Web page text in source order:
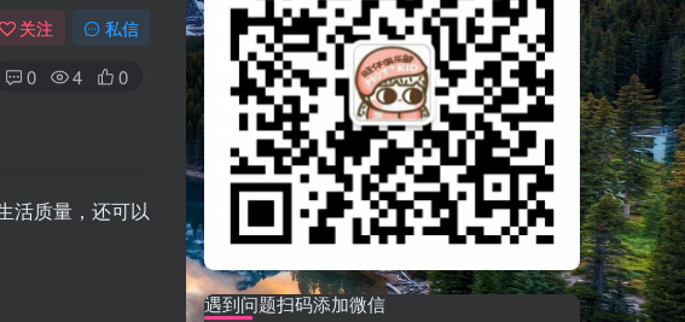
关注 私信
0 4 0
活质量，还可以
遇到问题扫码添加微信